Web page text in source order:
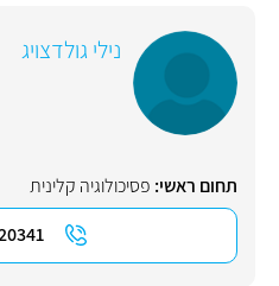
נילי גולדצויג
תחום ראשי: פסיכולוגיה קלינית